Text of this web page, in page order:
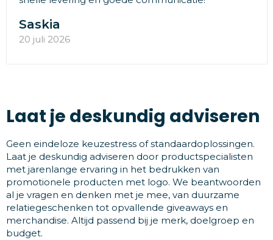
Saskia
20 juli 2026
Laat je deskundig adviseren
Geen eindeloze keuzestress of standaardoplossingen.
Laat je deskundig adviseren door productspecialisten
met jarenlange ervaring in het bedrukken van
promotionele producten met logo. We beantwoorden
al je vragen en denken met je mee, van duurzame
relatiegeschenken tot opvallende giveaways en
merchandise. Altijd passend bij je merk, doelgroep en
budget.